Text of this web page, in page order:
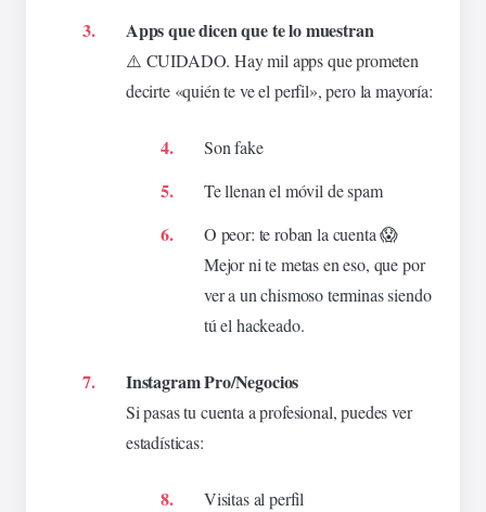
Apps que dicen que te lo muestran
⚠️ CUIDADO. Hay mil apps que prometen
decirte «quién te ve el perfil», pero la mayoría:
Son fake
Te llenan el móvil de spam
O peor: te roban la cuenta 😱
Mejor ni te metas en eso, que por
ver a unchismosoterminas siendo
tú el hackeado.
Instagram Pro/Negocios
Si pasas tu cuenta a profesional, puedes ver
estadísticas:
Visitas al perfil